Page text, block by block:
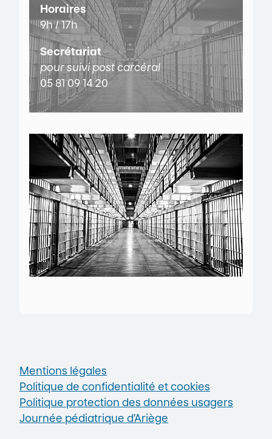
Horaires
9h / 17h
Secrétariat
pour suivi post carcéral
05 81 09 14 20
Mentions légales
Politique de confidentialité et cookies
Politique protection des données usagers
Journée pédiatrique d’Ariège